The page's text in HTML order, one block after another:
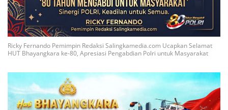
Ricky Fernando Pemimpin Redaksi Salingkamedia.com Ucapkan Selamat
HUT Bhayangkara ke-80, Apresiasi Pengabdian Polri untuk Masyarakat